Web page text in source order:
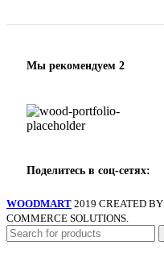
Мы рекомендуем 2
Поделитесь в соц-сетях:
WOODMART 2019 CREATED BY
COMMERCE SOLUTIONS.